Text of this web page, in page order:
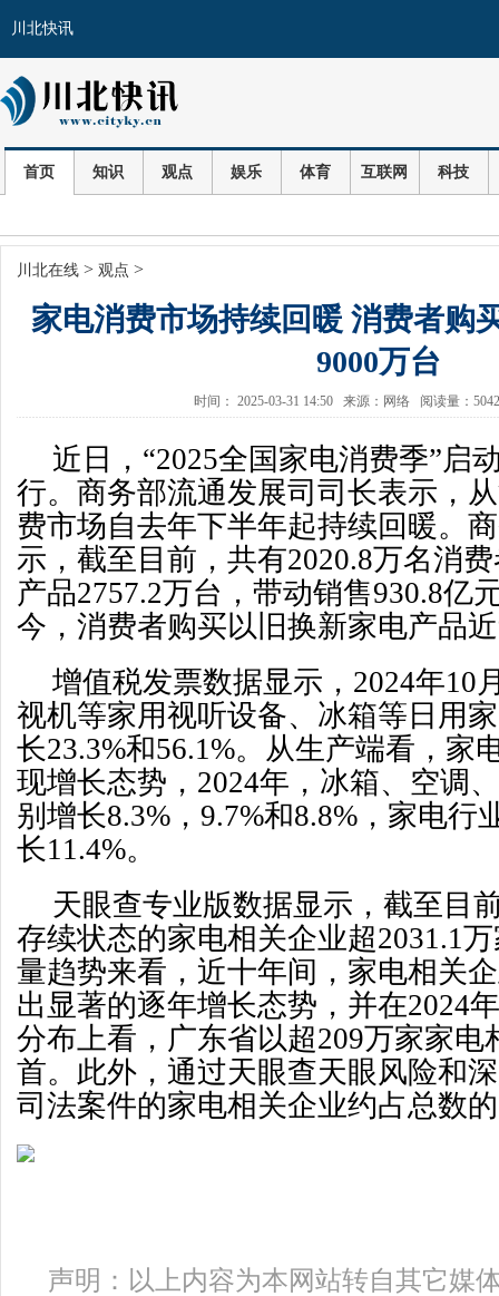
川北快讯
首页 知识 观点 娱乐 体育 互联网 科技
川北在线> 观点 >
家电消费市场持续回暖 消费者购
9000万台
时间： 2025-03-31 14:50 来源：网络 阅读量：
近日，“2025全国家电消费季”启
行。商务部流通发展司司长表示，
费市场自去年下半年起持续回暖。
示，截至目前，共有2020.8万名消
产品2757.2万台，带动销售930.8亿
今，消费者购买以旧换新家电产品
增值税发票数据显示，2024年10
视机等家用视听设备、冰箱等日用
长23.3%和56.1%。从生产端看，家
现增长态势，2024年，冰箱、空调
别增长8.3%，9.7%和8.8%，家电行
长11.4%。
天眼查专业版数据显示，截至目
存续状态的家电相关企业超2031.1
量趋势来看，近十年间，家电相关
出显著的逐年增长态势，并在2024
分布上看，广东省以超209万家家电
首。此外，通过天眼查天眼风险和
司法案件的家电相关企业约占总数
声明：以上内容为本网站转自其它媒